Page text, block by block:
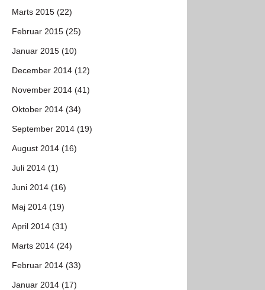
Marts 2015 (22)
Februar 2015 (25)
Januar 2015 (10)
December 2014 (12)
November 2014 (41)
Oktober 2014 (34)
September 2014 (19)
August 2014 (16)
Juli 2014 (1)
Juni 2014 (16)
Maj 2014 (19)
April 2014 (31)
Marts 2014 (24)
Februar 2014 (33)
Januar 2014 (17)